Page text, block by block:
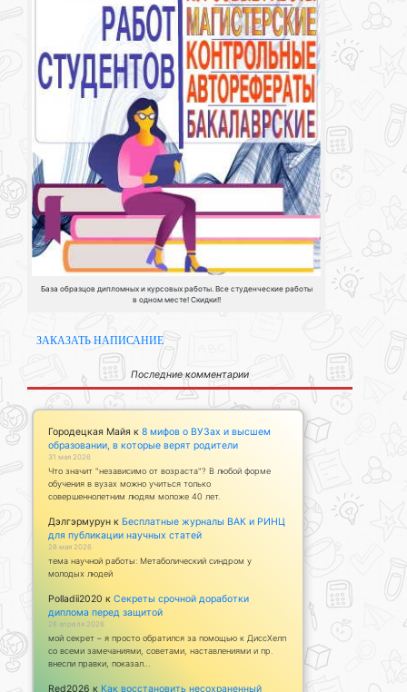
База образцов дипломных и курсовых работы. Все студенческие работы
в одном месте! Скидки!!
ЗАКАЗАТЬ НАПИСАНИЕ
Последние комментарии
Городецкая Майя к 8 мифов о ВУЗах и высшем
образовании, в которые верят родители
31 мая 2026
Что значит "независимо от возраста"? В любой форме
обучения в вузах можно учиться только
совершеннолетним людям моложе 40 лет.
Дэлгэрмурун к Бесплатные журналы ВАК и РИНЦ
для публикации научных статей
28 мая 2026
тема научной работы: Метаболический синдром у
молодых людей
Polladii2020 к Секреты срочной доработки
диплома перед защитой
28 апреля 2026
мой секрет – я просто обратился за помощью к ДиссХелп
со всеми замечаниями, советами, наставлениями и пр.
внесли правки, показал…
Red2026 к Как восстановить несохраненный